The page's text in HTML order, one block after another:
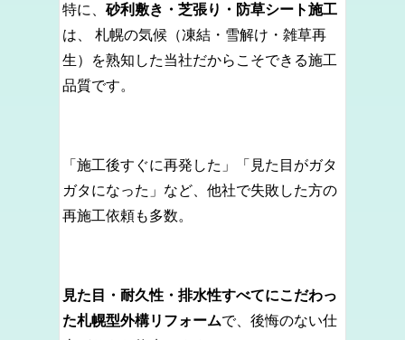
特に、 砂利敷き・芝張り・防草シート施工
は、 札幌の気候（凍結・雪解け・雑草再
生）を熟知した当社だからこそできる施工
品質です。
「施工後すぐに再発した」「見た目がガタ
ガタになった」など、他社で失敗した方の
再施工依頼も多数。
見た目・耐久性・排水性すべてにこだわっ
た札幌型外構リフォームで、後悔のない仕